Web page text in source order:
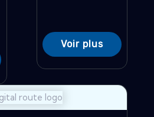
Voir plus